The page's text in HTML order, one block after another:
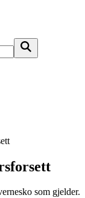
som gjelder.